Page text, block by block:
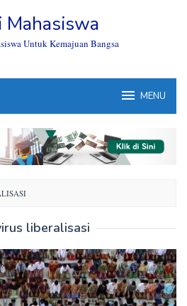
Mahasiswa
Untuk Kemajuan Bangsa
MENU
liberalisasi